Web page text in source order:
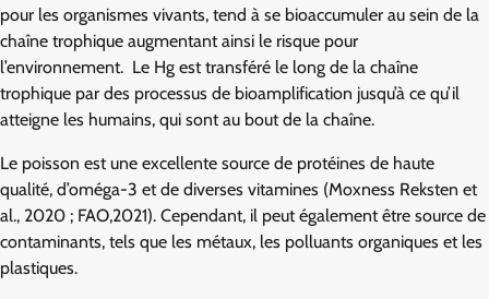
pour les organismes vivants, tend à se bioaccumuler au sein de la
chaîne trophique augmentant ainsi le risque pour
l’environnement. Le Hg est transféré le long de la chaîne
trophique par des processus de bioamplification jusqu’à ce qu’il
atteigne les humains, qui sont au bout de la chaîne.
Le poisson est une excellente source de protéines de haute
qualité, d’oméga-3 et de diverses vitamines (Moxness Reksten et
al., 2020 ; FAO,2021). Cependant, il peut également être source de
contaminants, tels que les métaux, les polluants organiques et les
plastiques.